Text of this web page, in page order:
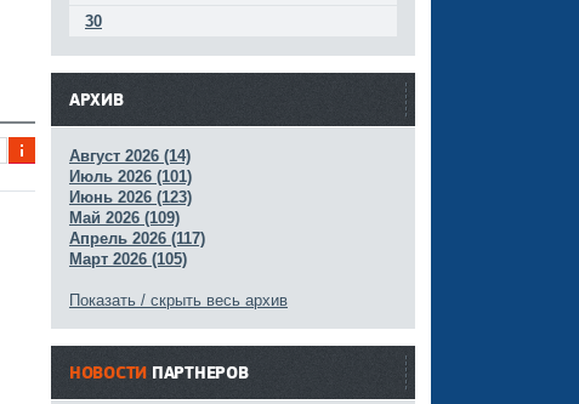
фо
30
АРХИВ
Август 2026 (14)
Июль 2026 (101)
Июнь 2026 (123)
Май 2026 (109)
Апрель 2026 (117)
Март 2026 (105)
Показать / скрыть весь архив
НОВОСТИ ПАРТНЕРОВ